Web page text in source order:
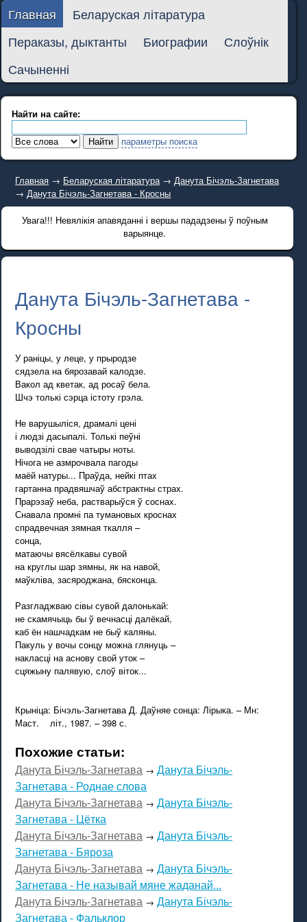
Главная
Беларуская літаратура
Пераказы, дыктанты
Биографии
Слоўнік
Сачыненні
Найти на сайте:
параметры поиска
Главная → Беларуская літаратура→Данута Бічэль-Загнетава
→Данута Бічэль-Загнетава - Кросны
Увага!!! Невялікія апавяданні і вершы пададзены ў поўным
варыянце.
Данута Бічэль-Загнетава -
Кросны
У раніцы, у леце, у прыродзе
сядзела на бярозавай калодзе.
Вакол ад кветак, ад росаў бела.
Шчэ толькі сэрца істоту грэла.
Не варушыліся, драмалі цені
і людзі дасыпалі. Толькі пеўні
выводзілі свае чатыры ноты.
Нічога не азмрочвала пагоды
маёй натуры... Праўда, нейкі птах
гартанна прадвяшчаў абстрактны страх.
Прарэзаў неба, растварыўся ў соснах.
Снавала промні па тумановых кроснах
спрадвечная зямная ткалля –
сонца,
матаючы вясёлкавы сувой
на круглы шар зямны, як на навой,
маўкліва, засяроджана, бясконца.
Разгладжваю сівы сувой далонькай:
не скамячыць бы ў вечнасці далёкай,
каб ён нашчадкам не быў каляны.
Пакуль у вочы сонцу можна глянуць –
накласці на аснову свой уток –
сцяжыну палявую, слоў віток...
Крыніца: Бічэль-Загнетава Д. Даўняе сонца: Лірыка. – Мн:
Маст. літ., 1987. – 398 с.
Похожие статьи:
Данута Бічэль-Загнетава →Данута Бічэль-
Загнетава - Роднае слова
Данута Бічэль-Загнетава →Данута Бічэль-
Загнетава - Цётка
Данута Бічэль-Загнетава →Данута Бічэль-
Загнетава - Бяроза
Данута Бічэль-Загнетава →Данута Бічэль-
Загнетава - Не называй мяне жаданай...
Данута Бічэль-Загнетава →Данута Бічэль-
Загнетава - Фальклор